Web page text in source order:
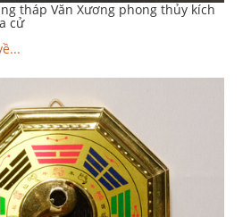
tháp Văn Xương phong thủy kích
cử